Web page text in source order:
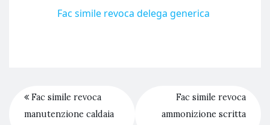
Fac simile revoca delega generica​
Fac simile revoca
manutenzione caldaia
Fac simile revoca
ammonizione scritta